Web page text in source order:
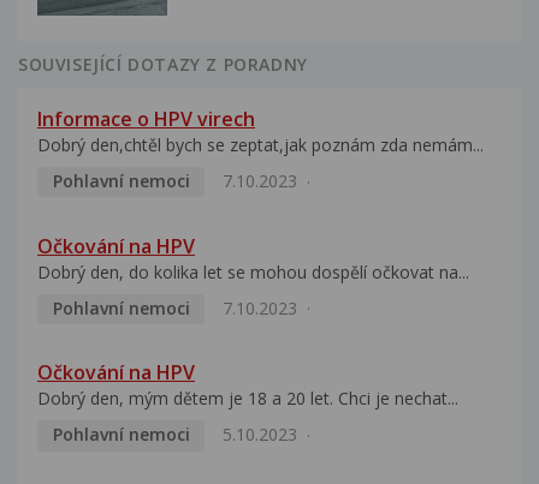
SOUVISEJÍCÍ DOTAZY Z PORADNY
Informace o HPV virech
Dobrý den,chtěl bych se zeptat,jak poznám zda nemám...
Pohlavní nemoci
7.10.2023
Očkování na HPV
Dobrý den, do kolika let se mohou dospělí očkovat na...
Pohlavní nemoci
7.10.2023
Očkování na HPV
Dobrý den, mým dětem je 18 a 20 let. Chci je nechat...
Pohlavní nemoci
5.10.2023